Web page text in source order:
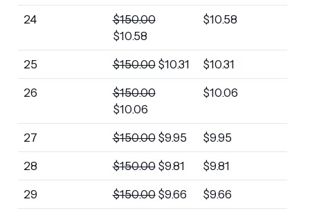
24 $150.00
$10.58
$10.58
25 $150.00 $10.31 $10.31
26 $150.00
$10.06
$10.06
27 $150.00 $9.95 $9.95
28 $150.00 $9.81 $9.81
29 $150.00 $9.66 $9.66